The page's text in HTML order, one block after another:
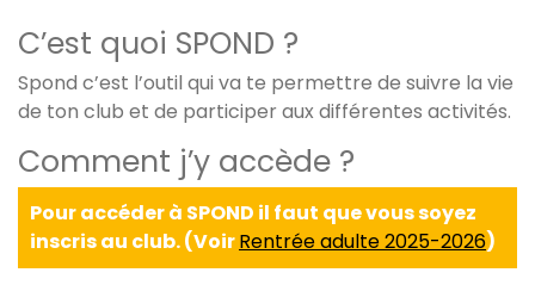
C’est quoi SPOND ?
Spond c’est l’outil qui va te permettre de suivre la vie
de ton club et de participer aux différentes activités.
Comment j’y accède ?
Pour accéder à SPOND il faut que vous soyez
inscris au club. (VoirRentrée adulte 2025-2026)